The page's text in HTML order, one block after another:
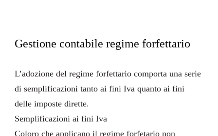
Gestione contabile regime forfettario
L’adozione del regime forfettario comporta una serie
di semplificazioni tanto ai fini Iva quanto ai fini
delle imposte dirette.
Semplificazioni ai fini Iva
Coloro che applicano il regime forfetario non